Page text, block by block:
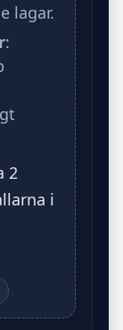
lagar.
:
2
i